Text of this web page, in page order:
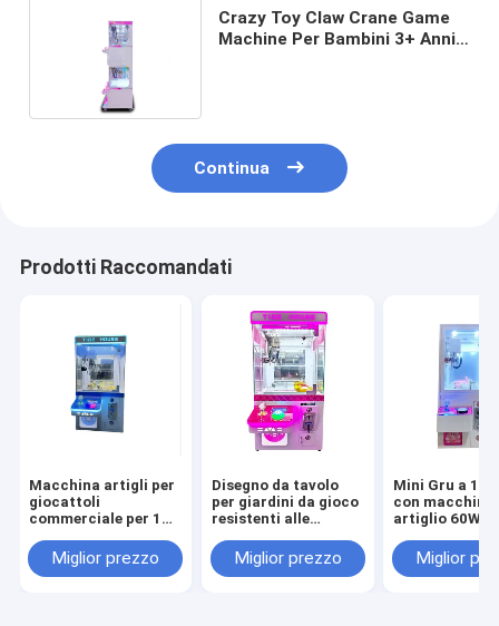
Crazy Toy Claw Crane Game
Machine Per Bambini 3+ Anni
Continua
Prodotti Raccomandati
Macchina artigli per
giocattoli
commerciale per 1
bambini con
accettatore di
Miglior prezzo
Disegno da tavolo
per giardini da gioco
resistenti alle
età 8 anni
Miglior prezzo
Mini Gru a 1
con macchina
artiglio 60W
Miglior